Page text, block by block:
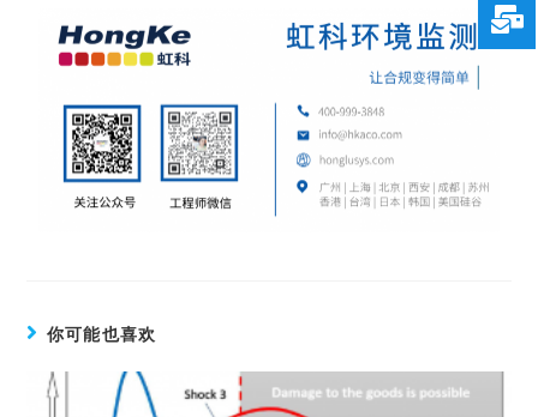
你可能也喜欢